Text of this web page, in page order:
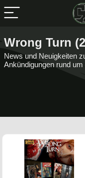
Wrong Turn
News und Neuigkeiten
Ankündigungen rund